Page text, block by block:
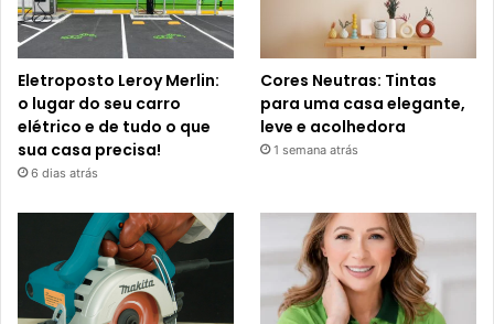
Eletroposto Leroy Merlin:
o lugar do seu carro
elétrico e de tudo o que
sua casa precisa!
6 dias atrás
Cores Neutras: Tintas
para uma casa elegante,
leve e acolhedora
1 semana atrás